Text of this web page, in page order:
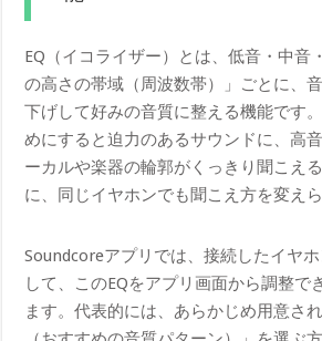
EQ（イコライザー）とは、低音・中音
の高さの帯域（周波数帯）」ごとに、
下げして好みの音質に整える機能です
めにすると迫力のあるサウンドに、高
ーカルや楽器の輪郭がくっきり聞こえ
に、同じイヤホンでも聞こえ方を変えら
Soundcoreアプリでは、接続したイヤ
して、このEQをアプリ画面から調整で
ます。代表的には、あらかじめ用意さ